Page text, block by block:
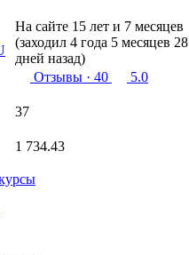
На сайте 15 лет и 7 месяцев
(заходил 4 года 5 месяцев 28
дней назад)
Отзывы · 40 5.0
37
1 734.43